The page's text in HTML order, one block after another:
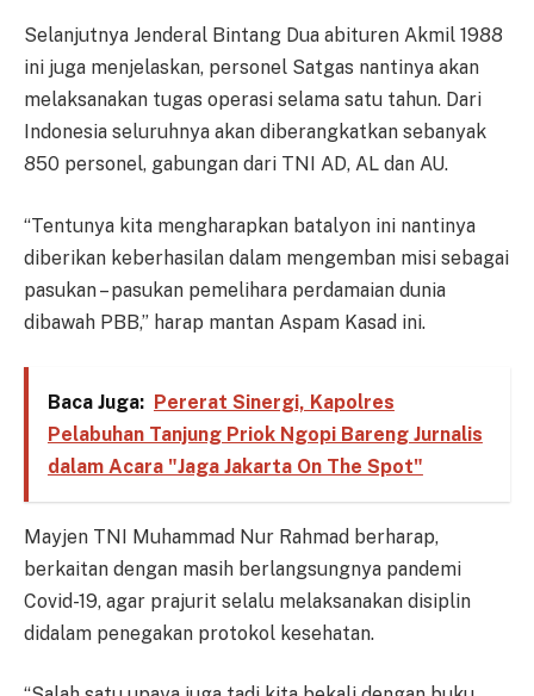
Selanjutnya Jenderal Bintang Dua abituren Akmil 1988
ini juga menjelaskan, personel Satgas nantinya akan
melaksanakan tugas operasi selama satu tahun. Dari
Indonesia seluruhnya akan diberangkatkan sebanyak
850 personel, gabungan dari TNI AD, AL dan AU.
“Tentunya kita mengharapkan batalyon ini nantinya
diberikan keberhasilan dalam mengemban misi sebagai
pasukan – pasukan pemelihara perdamaian dunia
dibawah PBB,” harap mantan Aspam Kasad ini.
Baca Juga: Pererat Sinergi, Kapolres
Pelabuhan Tanjung Priok Ngopi Bareng Jurnalis
dalam Acara "Jaga Jakarta On The Spot"
Mayjen TNI Muhammad Nur Rahmad berharap,
berkaitan dengan masih berlangsungnya pandemi
Covid-19, agar prajurit selalu melaksanakan disiplin
didalam penegakan protokol kesehatan.